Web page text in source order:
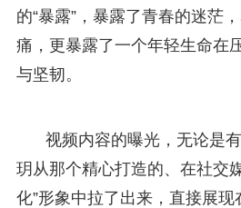
的“暴露”，暴露了青春的迷茫
痛，更暴露了一个年轻生命在
与坚韧。
视频内容的曝光，无论是
玥从那个精心打造的、在社交
化”形象中拉了出来，直接展